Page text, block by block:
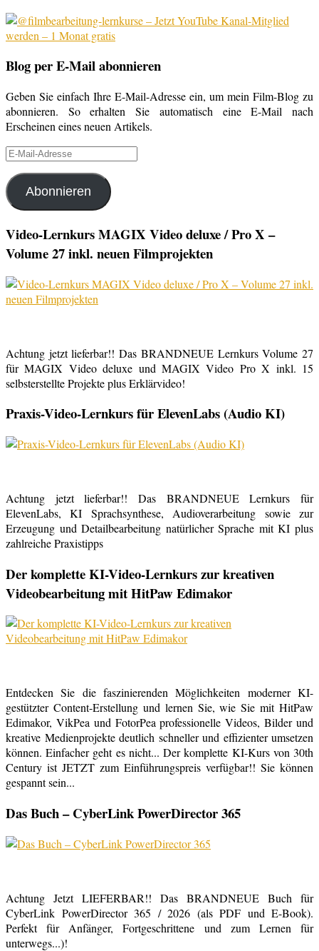
Blog per E-Mail abonnieren
Geben Sie einfach Ihre E-Mail-Adresse ein, um mein Film-Blog zu
abonnieren. So erhalten Sie automatisch eine E-Mail nach
Erscheinen eines neuen Artikels.
E-
Adresse
Abonnieren
Video-Lernkurs MAGIX Video deluxe / Pro X –
Volume 27 inkl. neuen Filmprojekten
Achtung jetzt lieferbar!! Das BRANDNEUE Lernkurs Volume 27
für MAGIX Video deluxe und MAGIX Video Pro X inkl. 15
selbsterstellte Projekte plus Erklärvideo!
Praxis-Video-Lernkurs für ElevenLabs (Audio KI)
Achtung jetzt lieferbar!! Das BRANDNEUE Lernkurs für
ElevenLabs, KI Sprachsynthese, Audioverarbeitung sowie zur
Erzeugung und Detailbearbeitung natürlicher Sprache mit KI plus
zahlreiche Praxistipps
Der komplette KI-Video-Lernkurs zur kreativen
Videobearbeitung mit HitPaw Edimakor
Entdecken Sie die faszinierenden Möglichkeiten moderner KI-
gestützter Content-Erstellung und lernen Sie, wie Sie mit HitPaw
Edimakor, VikPea und FotorPea professionelle Videos, Bilder und
kreative Medienprojekte deutlich schneller und effizienter umsetzen
können. Einfacher geht es nicht... Der komplette KI-Kurs von 30th
Century ist JETZT zum Einführungspreis verfügbar!! Sie können
gespannt sein...
Das Buch – CyberLink PowerDirector 365
Achtung Jetzt LIEFERBAR!! Das BRANDNEUE Buch für
CyberLink PowerDirector 365 / 2026 (als PDF und E-Book).
Perfekt für Anfänger, Fortgeschrittene und zum Lernen für
unterwegs...)!